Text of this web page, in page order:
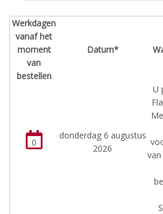
Werkdagen
vanaf het
moment
van
bestellen
Datum*
0
donderdag 6 augustus
2026
U